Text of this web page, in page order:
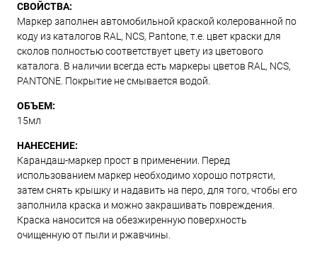
СВОЙСТВА:
Маркер заполнен автомобильной краской колерованной по
коду из каталогов RAL, NCS, Pantone, т.е. цвет краски для
сколов полностью соответствует цвету из цветового
каталога. В наличии всегда есть маркеры цветов RAL, NCS,
PANTONE. Покрытие не смывается водой.
ОБЪЕМ:
15мл
НАНЕСЕНИЕ:
Карандаш-маркер прост в применении. Перед
использованием маркер необходимо хорошо потрясти,
затем снять крышку и надавить на перо, для того, чтобы его
заполнила краска и можно закрашивать повреждения.
Краска наносится на обезжиренную поверхность
очищенную от пыли и ржавчины.